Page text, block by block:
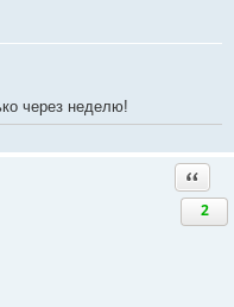
через неделю!
2